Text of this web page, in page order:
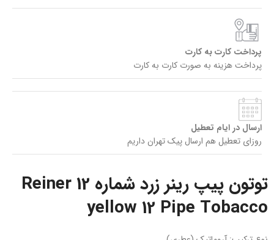
پرداخت کارت به کارت
پرداخت هزینه به صورت کارت به کارت
ارسال در ایام تعطیل
روزای تعطیل هم ارسال پیک تهران داریم
توتون پیپ رینر زرد شماره 12 Reiner
yellow 12 Pipe Tobacco